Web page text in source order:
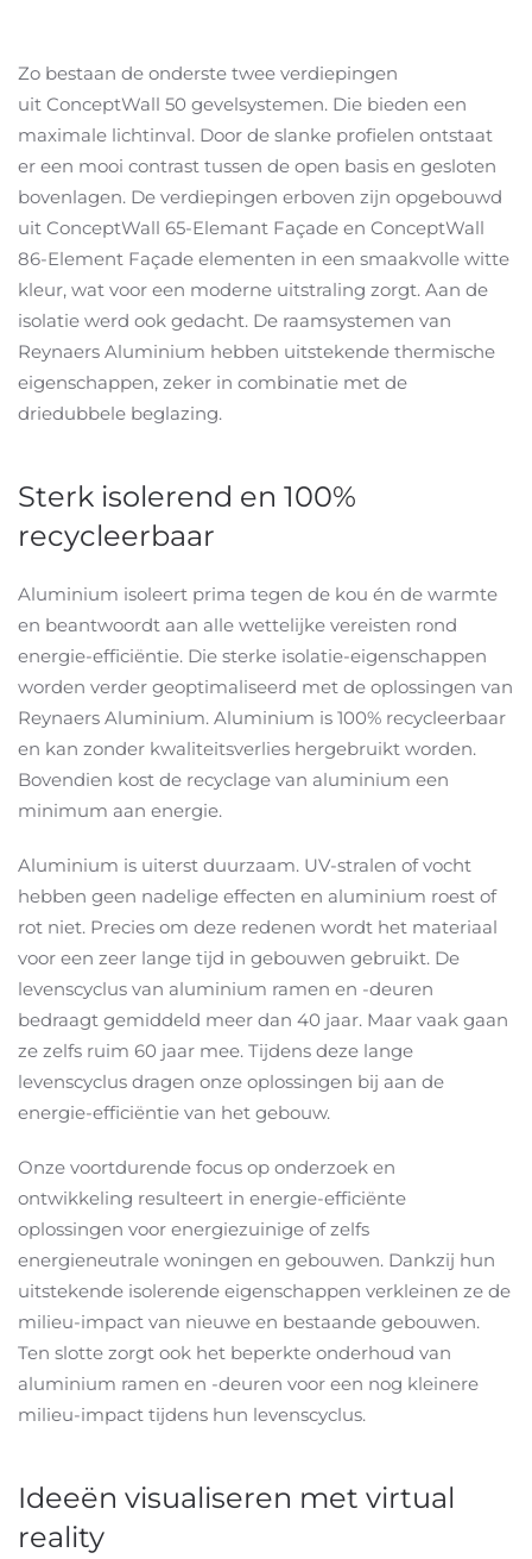
Zo bestaan de onderste twee verdiepingen
uit ConceptWall 50 gevelsystemen. Die bieden een
maximale lichtinval. Door de slanke profielen ontstaat
er een mooi contrast tussen de open basis en gesloten
bovenlagen. De verdiepingen erboven zijn opgebouwd
uit ConceptWall 65-Elemant Façade en ConceptWall
86-Element Façade elementen in een smaakvolle witte
kleur, wat voor een moderne uitstraling zorgt. Aan de
isolatie werd ook gedacht. De raamsystemen van
Reynaers Aluminium hebben uitstekende thermische
eigenschappen, zeker in combinatie met de
driedubbele beglazing.
Sterk isolerend en 100%
recycleerbaar
Aluminium isoleert prima tegen de kou én de warmte
en beantwoordt aan alle wettelijke vereisten rond
energie-efficiëntie. Die sterke isolatie-eigenschappen
worden verder geoptimaliseerd met de oplossingen van
Reynaers Aluminium. Aluminium is 100% recycleerbaar
en kan zonder kwaliteitsverlies hergebruikt worden.
Bovendien kost de recyclage van aluminium een
minimum aan energie.
Aluminium is uiterst duurzaam. UV-stralen of vocht
hebben geen nadelige effecten en aluminium roest of
rot niet. Precies om deze redenen wordt het materiaal
voor een zeer lange tijd in gebouwen gebruikt. De
levenscyclus van aluminium ramen en -deuren
bedraagt gemiddeld meer dan 40 jaar. Maar vaak gaan
ze zelfs ruim 60 jaar mee. Tijdens deze lange
levenscyclus dragen onze oplossingen bij aan de
energie-efficiëntie van het gebouw.
Onze voortdurende focus op onderzoek en
ontwikkeling resulteert in energie-efficiënte
oplossingen voor energiezuinige of zelfs
energieneutrale woningen en gebouwen. Dankzij hun
uitstekende isolerende eigenschappen verkleinen ze de
milieu-impact van nieuwe en bestaande gebouwen.
Ten slotte zorgt ook het beperkte onderhoud van
aluminium ramen en -deuren voor een nog kleinere
milieu-impact tijdens hun levenscyclus.
Ideeën visualiseren met virtual
reality